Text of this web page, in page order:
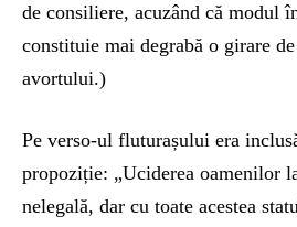
de consiliere, acuzând că modul
constituie mai degrabă o girare
avortului.)
Pe verso-ul fluturașului era
propoziție: „Uciderea oamenilor
nelegală, dar cu toate acestea